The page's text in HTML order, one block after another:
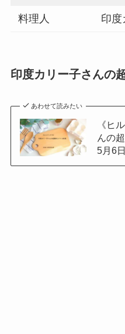
料理人 印度
印度カリー子さんの
あわせて読みたい
《ヒ
んの
5月6日